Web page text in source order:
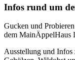
Infos rund um
Gucken und
dem MainÄppelHaus
Ausstellung und Infos